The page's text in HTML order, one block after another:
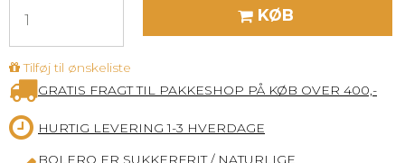
KØB
Tilføj til ønskeliste
GRATIS FRAGT TIL PAKKESHOP PÅ KØB OVER 400,-
HURTIG LEVERING 1-3 HVERDAGE
BOLERO ER SUKKERFRIT / NATURLIGE